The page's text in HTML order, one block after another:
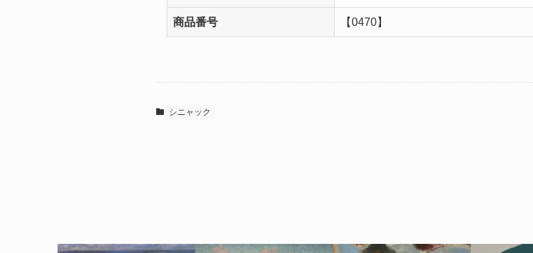
商品番号 【0470】
シニャック